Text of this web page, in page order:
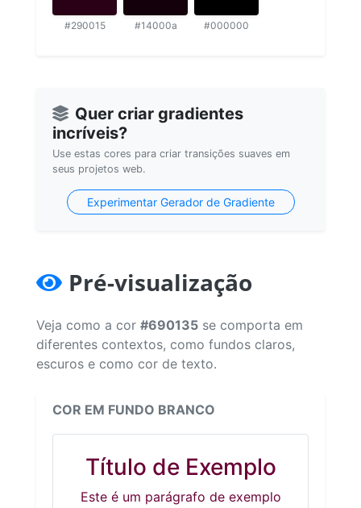
#290015 #14000a #000000
Quer criar gradientes
incríveis?
Use estas cores para criar transições suaves em
seus projetos web.
Experimentar Gerador de Gradiente
Pré-visualização
Veja como a cor #690135 se comporta em
diferentes contextos, como fundos claros,
escuros e como cor de texto.
COR EM FUNDO BRANCO
Título de Exemplo
Este é um parágrafo de exemplo